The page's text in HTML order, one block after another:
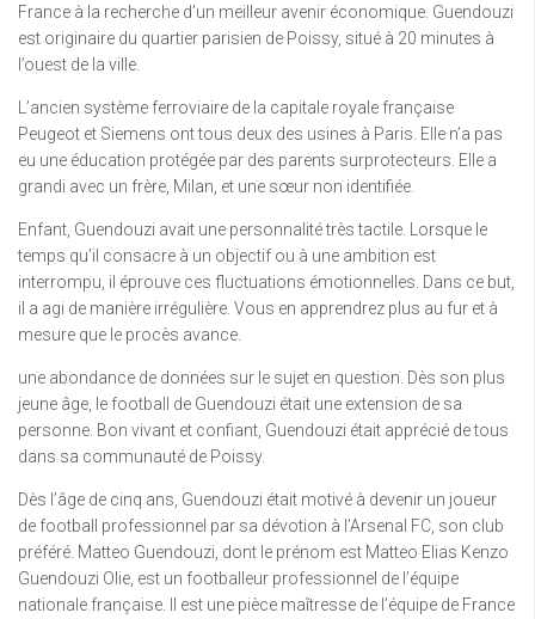
France à la recherche d’un meilleur avenir économique. Guendouzi
est originaire du quartier parisien de Poissy, situé à 20 minutes à
l’ouest de la ville.
L’ancien système ferroviaire de la capitale royale française
Peugeot et Siemens ont tous deux des usines à Paris. Elle n’a pas
eu une éducation protégée par des parents surprotecteurs. Elle a
grandi avec un frère, Milan, et une sœur non identifiée.
Enfant, Guendouzi avait une personnalité très tactile. Lorsque le
temps qu’il consacre à un objectif ou à une ambition est
interrompu, il éprouve ces fluctuations émotionnelles. Dans ce but,
il a agi de manière irrégulière. Vous en apprendrez plus au fur et à
mesure que le procès avance.
une abondance de données sur le sujet en question. Dès son plus
jeune âge, le football de Guendouzi était une extension de sa
personne. Bon vivant et confiant, Guendouzi était apprécié de tous
dans sa communauté de Poissy.
Dès l’âge de cinq ans, Guendouzi était motivé à devenir un joueur
de football professionnel par sa dévotion à l’Arsenal FC, son club
préféré. Matteo Guendouzi, dont le prénom est Matteo Elias Kenzo
Guendouzi Olie, est un footballeur professionnel de l’équipe
nationale française. Il est une pièce maîtresse de l’équipe de France